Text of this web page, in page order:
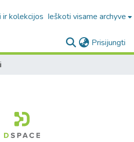
ir kolekcijos Ieškoti visame archyve
Prisijungti